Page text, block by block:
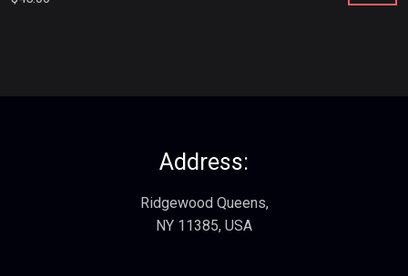
Address:
Ridgewood Queens,
NY 11385, USA